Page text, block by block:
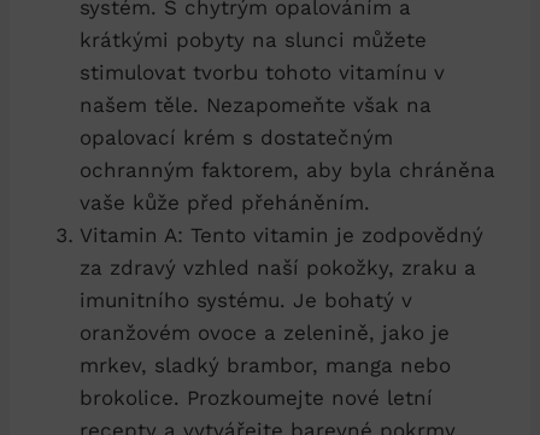
systém. S chytrým opalováním a
krátkými pobyty na slunci můžete
stimulovat tvorbu tohoto vitamínu v
našem těle. Nezapomeňte však na
opalovací krém s dostatečným
ochranným faktorem, aby byla chráněna
vaše kůže před přeháněním.
Vitamin A: Tento vitamin je zodpovědný
za zdravý vzhled naší pokožky, zraku a
imunitního systému. Je bohatý v
oranžovém ovoce a zelenině, jako je
mrkev, sladký brambor, manga nebo
brokolice. Prozkoumejte nové letní